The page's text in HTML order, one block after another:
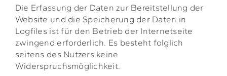
Die Erfassung der Daten zur Bereitstellung der
Website und die Speicherung der Daten in
Logfiles ist für den Betrieb der Internetseite
zwingend erforderlich. Es besteht folglich
seitens des Nutzers keine
Widerspruchsmöglichkeit.